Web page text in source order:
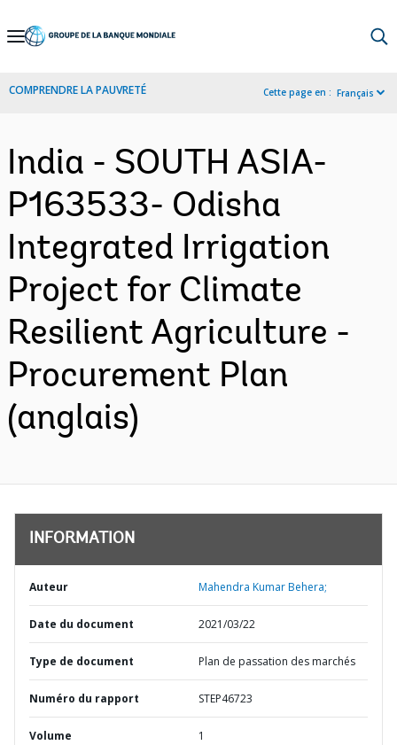
Skip
Navigation
COMPRENDRE LA PAUVRETÉ Cette page en : Français
India - SOUTH ASIA-
P163533- Odisha
Integrated Irrigation
Project for Climate
Resilient Agriculture -
Procurement Plan
(anglais)
INFORMATION
Auteur Mahendra Kumar Behera;
Date du document 2021/03/22
Type de document Plan de passation des marchés
Numéro du rapport STEP46723
Volume 1